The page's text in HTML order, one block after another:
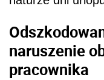
naruszenie
pracownika